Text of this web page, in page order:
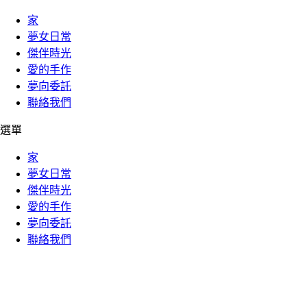
家
夢女日常
傑伴時光
愛的手作
夢向委託
聯絡我們
選單
家
夢女日常
傑伴時光
愛的手作
夢向委託
聯絡我們